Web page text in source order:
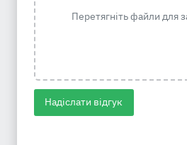
Перетягніть файли для
Надіслати відгук